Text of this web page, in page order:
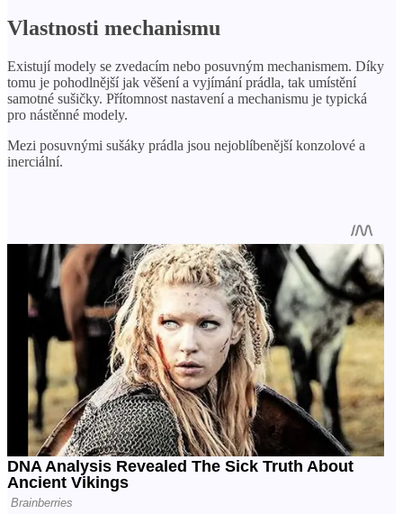
Vlastnosti mechanismu
Existují modely se zvedacím nebo posuvným mechanismem. Díky
tomu je pohodlnější jak věšení a vyjímání prádla, tak umístění
samotné sušičky. Přítomnost nastavení a mechanismu je typická
pro nástěnné modely.
Mezi posuvnými sušáky prádla jsou nejoblíbenější konzolové a
inerciální.